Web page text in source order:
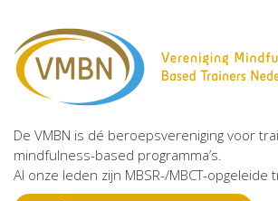
De VMBN is dé beroepsvereniging voor
mindfulness-based programma’s.
Al onze leden zijn MBSR-/MBCT-opgeleide